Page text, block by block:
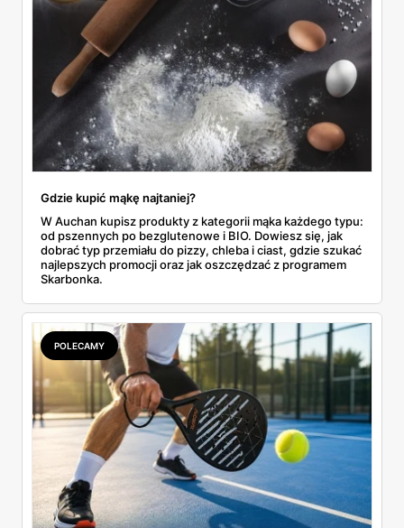
Gdzie kupić mąkę najtaniej?
W Auchan kupisz produkty z kategorii mąka każdego typu:
od pszennych po bezglutenowe i BIO. Dowiesz się, jak
dobrać typ przemiału do pizzy, chleba i ciast, gdzie szukać
najlepszych promocji oraz jak oszczędzać z programem
Skarbonka.
POLECAMY